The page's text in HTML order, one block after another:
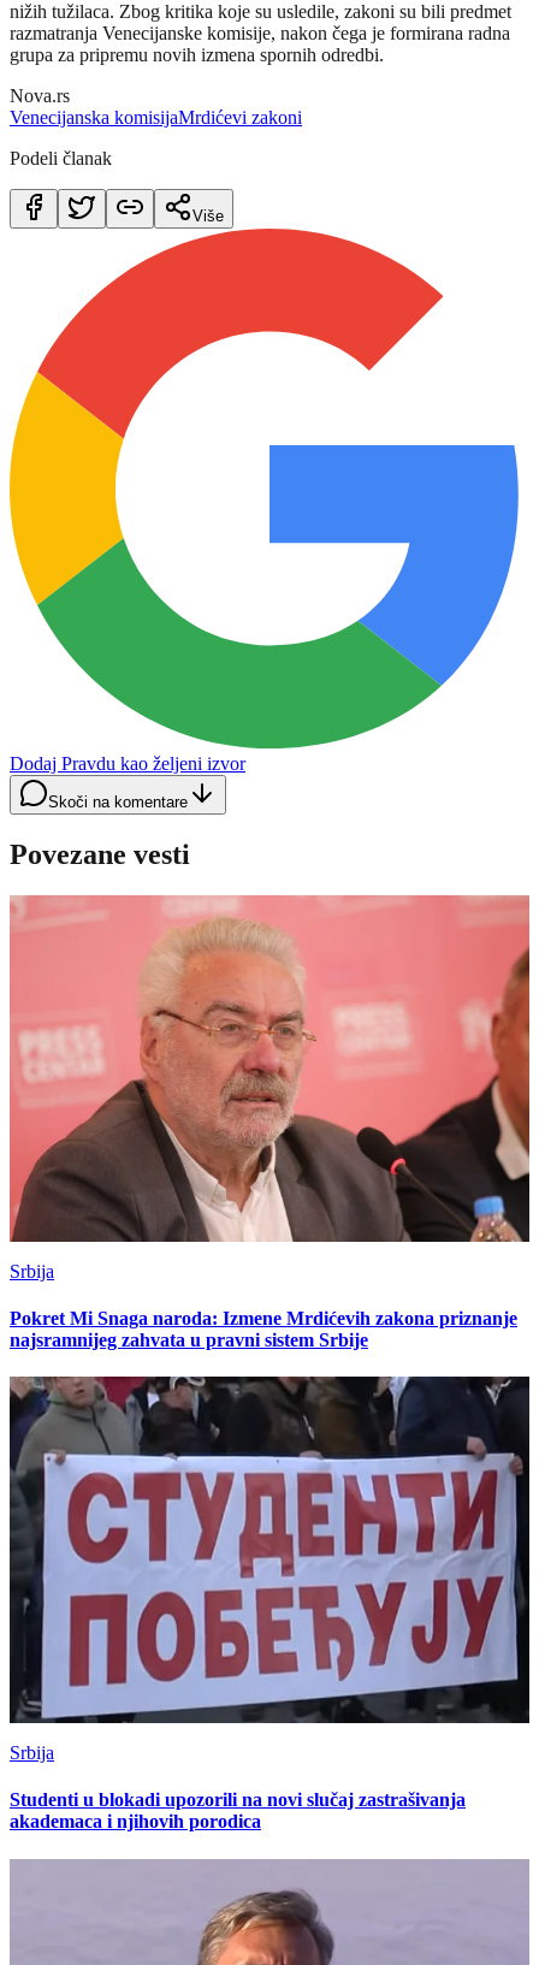
nižih tužilaca. Zbog kritika koje su usledile, zakoni su bili predmet
razmatranja Venecijanske komisije, nakon čega je formirana radna
grupa za pripremu novih izmena spornih odredbi.
Nova.rs
Venecijanska komisijaMrdićevi zakoni
Podeli članak
Više
Dodaj Pravdu kao željeni izvor
Skoči na komentare
Povezane vesti
Srbija
Pokret Mi Snaga naroda: Izmene Mrdićevih zakona priznanje
najsramnijeg zahvata u pravni sistem Srbije
Srbija
Studenti u blokadi upozorili na novi slučaj zastrašivanja
akademaca i njihovih porodica